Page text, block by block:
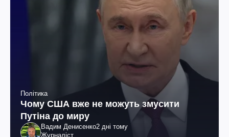
Політика
Чому США вже не можуть змусити
Путіна до миру
Вадим Денисенко2 дні тому
Журналіст